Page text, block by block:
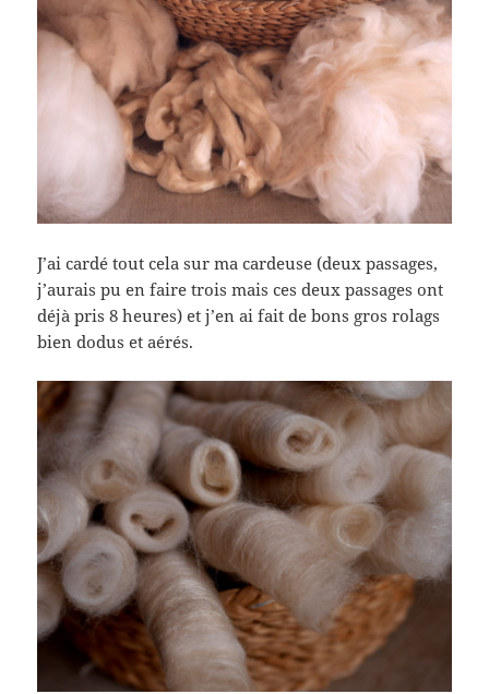
J’ai cardé tout cela sur ma cardeuse (deux passages,
j’aurais pu en faire trois mais ces deux passages ont
déjà pris 8 heures) et j’en ai fait de bons gros rolags
bien dodus et aérés.